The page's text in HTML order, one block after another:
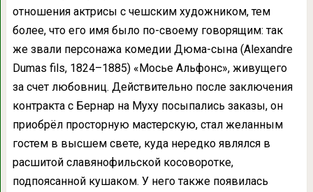
отношения актрисы с чешским художником, тем
более, что его имя было по-своему говорящим: так
же звали персонажа комедии Дюма-сына (Alexandre
Dumas fils, 1824–1885) «Мосье Альфонс», живущего
за счет любовниц. Действительно после заключения
контракта с Бернар на Муху посыпались заказы, он
приобрёл просторную мастерскую, стал желанным
гостем в высшем свете, куда нередко являлся в
расшитой славянофильской косоворотке,
подпоясанной кушаком. У него также появилась